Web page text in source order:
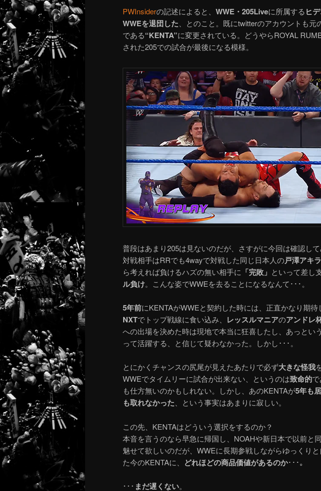
PWInsiderの記述によると、 WWE・205Liveに所属する ヒ
WWEを退団した 、とのこと。既にtwitterのアカウントも元
である“KENTA”に変更されている。どうやらROYAL
された205での試合が最後になる模様。
普段はあまり205は見ないのだが、さすがに今回は確認して
対戦相手はRRでも4wayで対戦した同じ日本人の戸澤アキラ
ら考えれば負けるハズの無い相手に 「完敗」 といって差し
ル負け。こんな姿でWWEを去ることになるなんて･･･。
5年前にKENTAがWWEと契約した時には、正直かなり期待
NXTでトップ戦線に食い込み、 レッスルマニアのアンドレ
への出場を決めた時は現地で本当に狂喜したし、あっとい
って活躍する、と信じて疑わなかった。しかし･･･。
とにかくチャンスの尻尾が見えたあたりで必ず大きな怪我
WWEでタイムリーに試合が出来ない、というのは致命的
も仕方無いのかもしれない。しかし、あのKENTAが5年も
も取れなかった、という事実はあまりに寂しい。
この先、KENTAはどういう選択をするのか？
本音を言うのなら早急に帰国し、NOAHや新日本で以前と
魅せて欲しいのだが、WWEに長期参戦しながらゆっくり
た今のKENTAに、 どれほどの商品価値があるのか･･･。
･･･ まだ遅くない。